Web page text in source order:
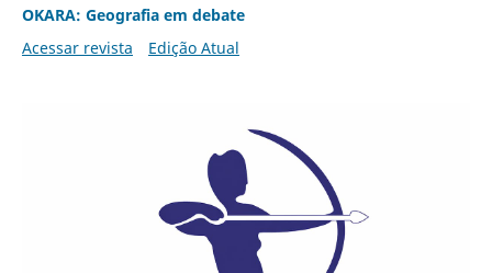
OKARA: Geografia em debate
Acessar revista
Edição Atual